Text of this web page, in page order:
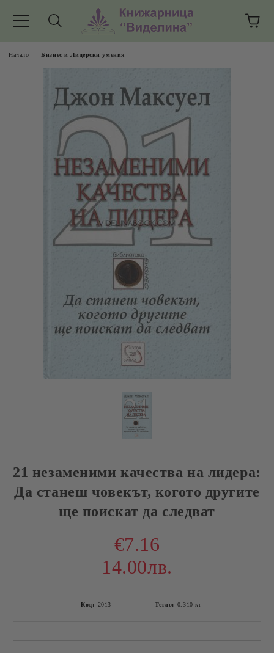
Начало Бизнес и Лидерски умения
21 незаменими качества на лидера:
Да станеш човекът, когото другите
ще поискат да следват
€7.16
14.00лв.
Код: 2013 Тегло: 0.310 кг